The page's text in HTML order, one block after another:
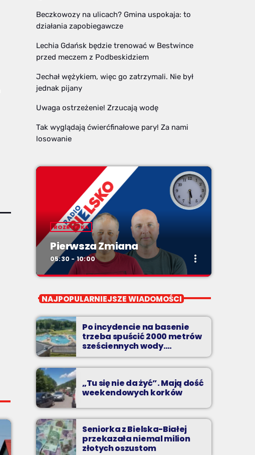
Beczkowozy na ulicach? Gmina uspokaja: to
działania zapobiegawcze
Lechia Gdańsk będzie trenować w Bestwince
przed meczem z Podbeskidziem
Jechał wężykiem, więc go zatrzymali. Nie był
jednak pijany
Uwaga ostrzeżenie! Zrzucają wodę
Tak wyglądają ćwierćfinałowe pary! Za nami
losowanie
ROZRYWKA
Pierwsza Zmiana
05:30 - 10:00 more_vert
Pierwsza Zmiana
Codziennie od poniedziałku do piątku od 5:30
do 10.
NAJPOPULARNIEJSZE WIADOMOŚCI
Po incydencie na basenie
trzeba spuścić 2000 metrów
sześciennych wody.
„Ogromne koszty i ogromna
praca”
„Tu się nie da żyć”. Mają dość
weekendowych korków
Seniorka z Bielska-Białej
przekazała niemal milion
złotych oszustom